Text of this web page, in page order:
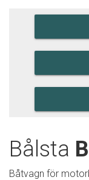
Bålsta
Båtvagn för